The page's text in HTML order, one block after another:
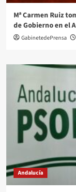
Mª Carmen Ruiz
de Gobierno en el
GabinetedePrensa
Andalucía